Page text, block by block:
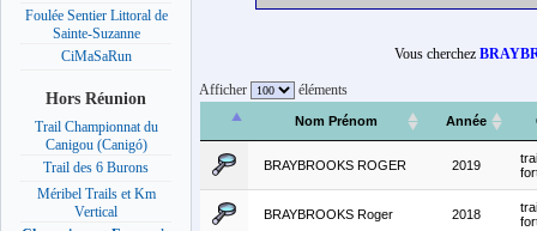
Foulée Sentier Littoral de
Sainte-Suzanne
CiMaSaRun
Hors Réunion
Trail Championnat du
Canigou (Canigó)
Trail des 6 Burons
Méribel Trails et Km
Vertical
Vous cherchez
Afficher éléments
Nom Prénom Année
BRAYBROOKS ROGER 2019
BRAYBROOKS Roger 2018